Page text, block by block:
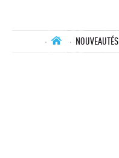
NOUVEAUTÉS